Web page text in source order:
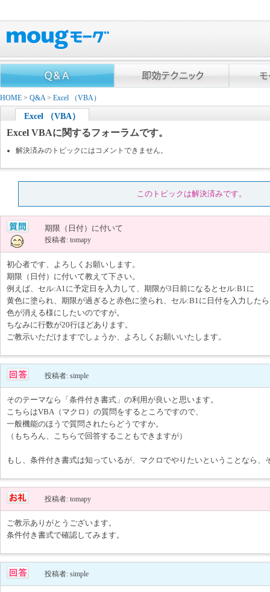
HOME > Q&A> Excel （VBA）
Excel （VBA）
Excel VBAに関するフォーラムです。
解決済みのトピックにはコメントできません。
このトピックは解決済みです。
期限（日付）に付いて
投稿者: tomapy
初心者です、よろしくお願いします。
期限（日付）に付いて教えて下さい。
例えば、セル:A1に予定日を入力して、期限が3日前になるとセル:B1に
黄色に塗られ、期限が過ぎると赤色に塗られ、セル:B1に日付を入力したら
色が消える様にしたいのですが。
ちなみに行数が20行ほどあります。
ご教示いただけますでしょうか、よろしくお願いいたします。
投稿者: simple
そのテーマなら「条件付き書式」の利用が良いと思います。
こちらはVBA（マクロ）の質問をするところですので、
一般機能のほうで質問されたらどうですか。
（もちろん、こちらで回答することもできますが）
もし、条件付き書式は知っているが、マクロでやりたいということなら、
投稿者: tomapy
ご教示ありがとうございます。
条件付き書式で確認してみます。
投稿者: simple